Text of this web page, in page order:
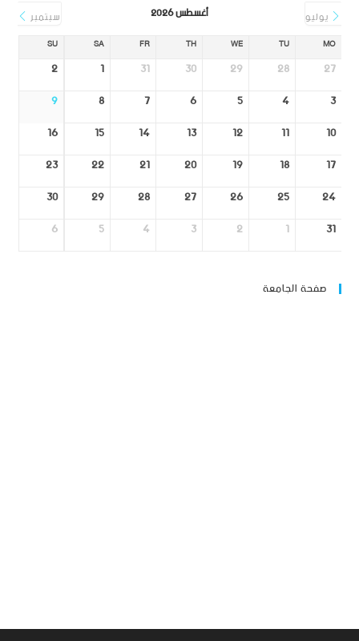
يوليو أغسطس 2026 سبتمبر
MO
TU
WE
TH
FR
SA
SU
27
28
29
30
31
1
2
3
4
5
6
7
8
9
10
11
12
13
14
15
16
17
18
19
20
21
22
23
24
25
26
27
28
29
30
31
1
2
3
4
5
6
صفحة الجامعة